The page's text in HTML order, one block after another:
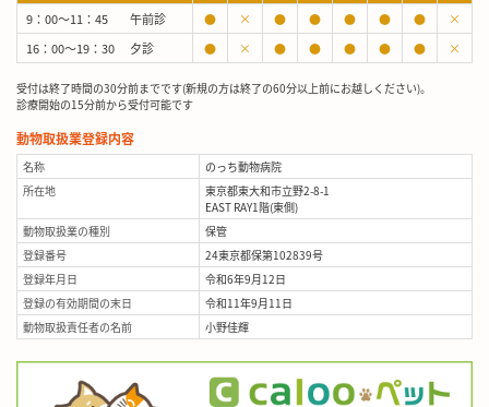
9：00～11：45
午前診 ● × ● ● ● ● ●
×
16：00～19：30
夕診 ● × ● ● ● ● ● ×
受付は終了時間の30分前までです(新規の方は終了の60分以上前にお越しください)。
診療開始の15分前から受付可能です
動物取扱業登録内容
名称
のっち動物病院
所在地
東京都東大和市立野2-8-1
EAST RAY1階(東側)
動物取扱業の種別
保管
登録番号
24東京都保第102839号
登録年月日
令和6年9月12日
登録の有効期間の末日
令和11年9月11日
動物取扱責任者の名前
小野佳輝